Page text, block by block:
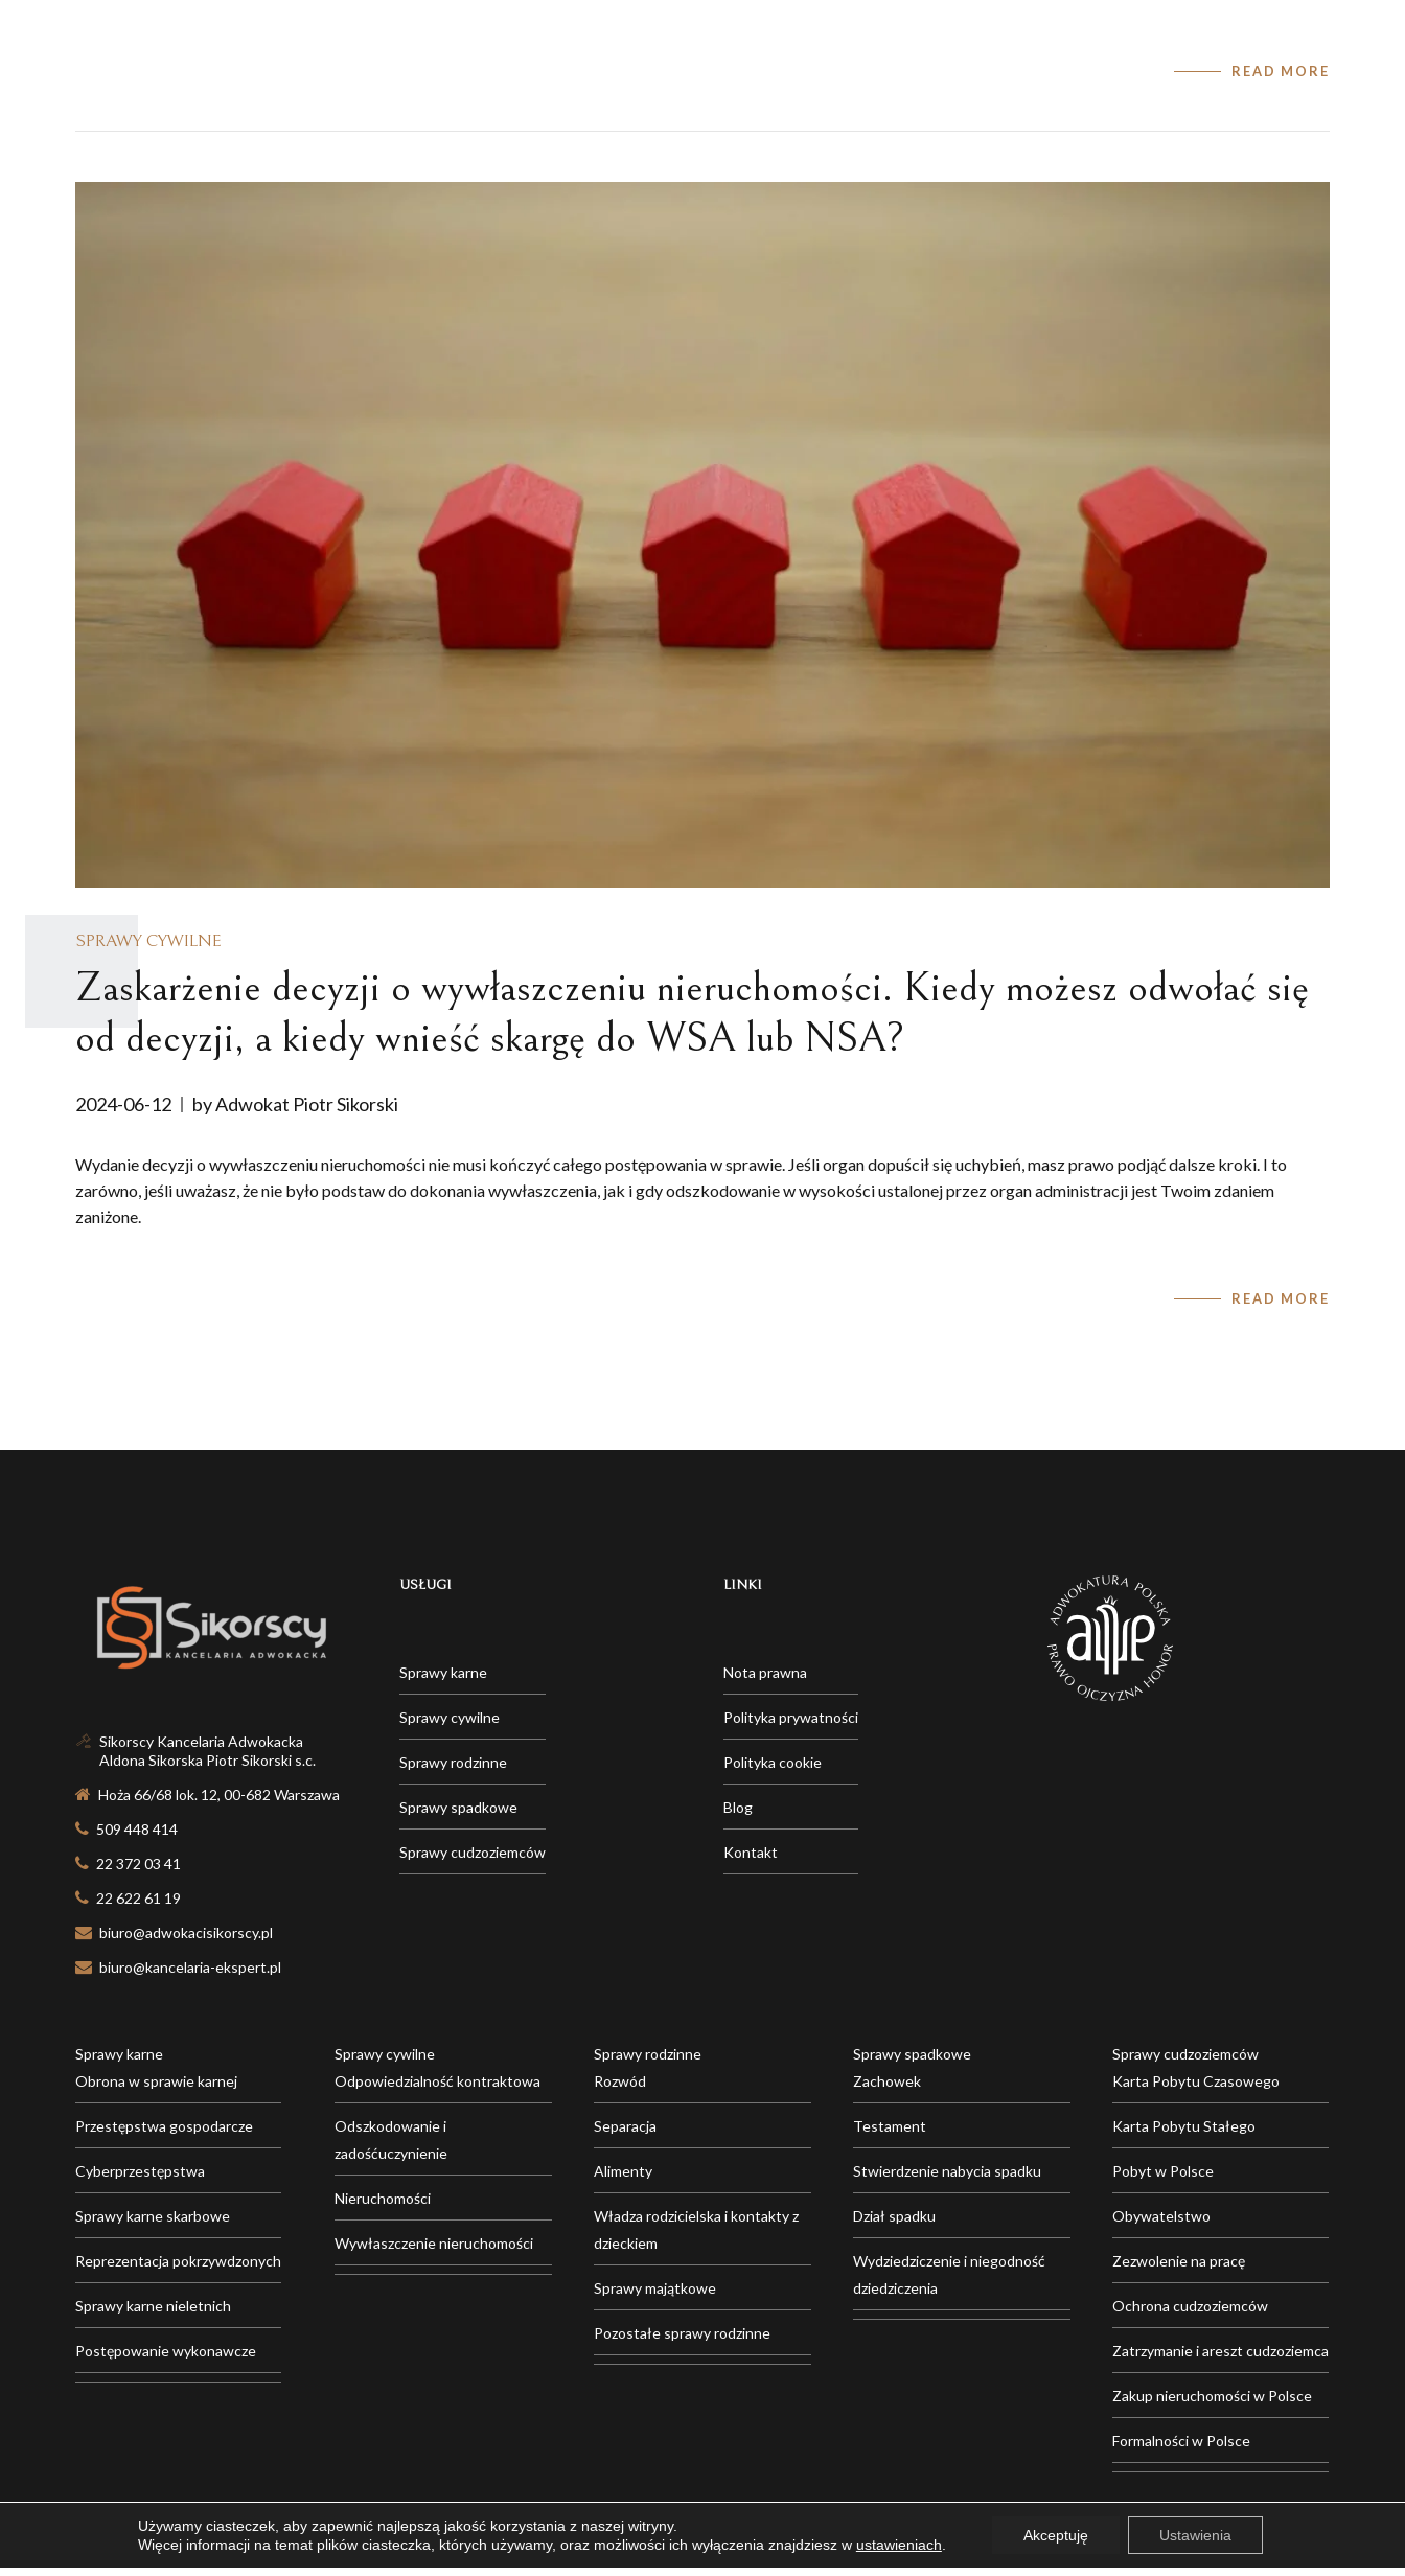
READ MORE
SPRAWY CYWILNE
Zaskarżenie decyzji o wywłaszczeniu nieruchomości. Kiedy możesz odwołać się
od decyzji, a kiedy wnieść skargę do WSA lub NSA?
2024-06-12 by Adwokat Piotr Sikorski
Wydanie decyzji o wywłaszczeniu nieruchomości nie musi kończyć całego postępowania w sprawie. Jeśli organ dopuścił się uchybień, masz prawo podjąć dalsze kroki. I to
zarówno, jeśli uważasz, że nie było podstaw do dokonania wywłaszczenia, jak i gdy odszkodowanie w wysokości ustalonej przez organ administracji jest Twoim zdaniem
zaniżone.
READ MORE
Sikorscy Kancelaria Adwokacka
Aldona Sikorska Piotr Sikorski s.c.
Hoża 66/68 lok. 12, 00-682 Warszawa
509 448 414
22 372 03 41
22 622 61 19
biuro@adwokacisikorscy.pl
biuro@kancelaria-ekspert.pl
USŁUGI
Sprawy karne
Sprawy cywilne
Sprawy rodzinne
Sprawy spadkowe
Sprawy cudzoziemców
LINKI
Nota prawna
Polityka prywatności
Polityka cookie
Blog
Kontakt
Sprawy karne
Obrona w sprawie karnej
Przestępstwa gospodarcze
Cyberprzestępstwa
Sprawy karne skarbowe
Reprezentacja pokrzywdzonych
Sprawy karne nieletnich
Postępowanie wykonawcze
Sprawy cywilne
Odpowiedzialność kontraktowa
Odszkodowanie i
zadośćuczynienie
Nieruchomości
Wywłaszczenie nieruchomości
Sprawy rodzinne
Rozwód
Separacja
Alimenty
Władza rodzicielska i kontakty z
dzieckiem
Sprawy majątkowe
Pozostałe sprawy rodzinne
Sprawy spadkowe
Zachowek
Testament
Stwierdzenie nabycia spadku
Dział spadku
Wydziedziczenie i niegodność
dziedziczenia
Sprawy cudzoziemców
Karta Pobytu Czasowego
Karta Pobytu Stałego
Pobyt w Polsce
Obywatelstwo
Zezwolenie na pracę
Ochrona cudzoziemców
Zatrzymanie i areszt cudzoziemca
Zakup nieruchomości w Polsce
Formalności w Polsce
Używamy ciasteczek, aby zapewnić najlepszą jakość korzystania z naszej witryny.
Więcej informacji na temat plików ciasteczka, których używamy, oraz możliwości ich wyłączenia znajdziesz w ustawieniach
Akceptuję Ustawienia